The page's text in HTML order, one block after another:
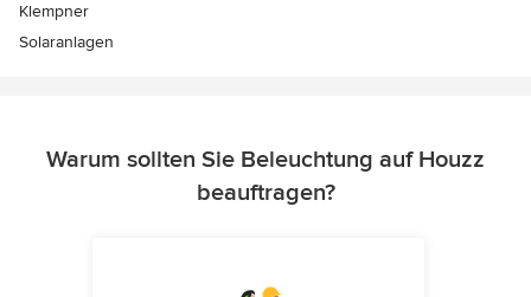
Klempner
Solaranlagen
Warum sollten Sie Beleuchtung auf Houzz
beauftragen?